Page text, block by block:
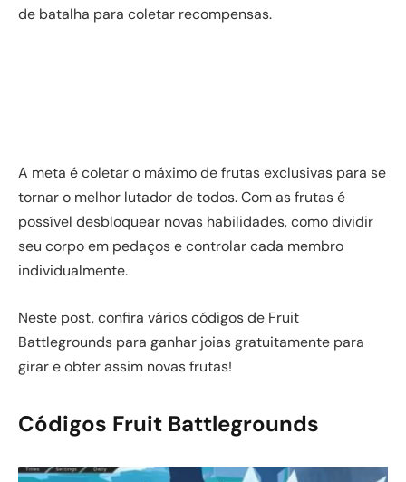
de batalha para coletar recompensas.
A meta é coletar o máximo de frutas exclusivas para se
tornar o melhor lutador de todos. Com as frutas é
possível desbloquear novas habilidades, como dividir
seu corpo em pedaços e controlar cada membro
individualmente.
Neste post, confira vários códigos de Fruit
Battlegrounds para ganhar joias gratuitamente para
girar e obter assim novas frutas!
Códigos Fruit Battlegrounds